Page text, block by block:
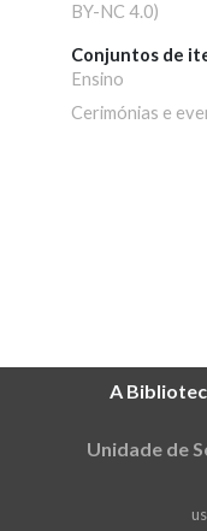
BY-NC 4.0)
Conjuntos de
Ensino
Cerimónias e
A
Unidade de